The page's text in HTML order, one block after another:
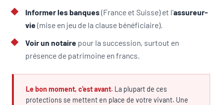
Informer les banques(France et Suisse) et l'assureur-
vie (mise en jeu de la clause bénéficiaire).
Voir un notaire pour la succession, surtout en
présence de patrimoine en francs.
Le bon moment, c'est avant. La plupart de ces
protections se mettent en place de votre vivant. Une